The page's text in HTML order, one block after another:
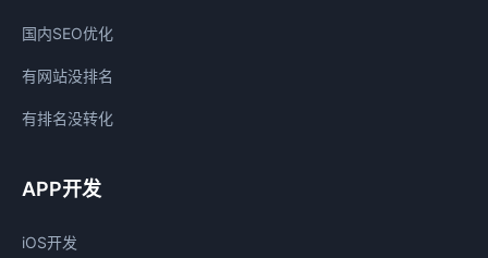
国内SEO优化
有网站没排名
有排名没转化
APP开发
iOS开发